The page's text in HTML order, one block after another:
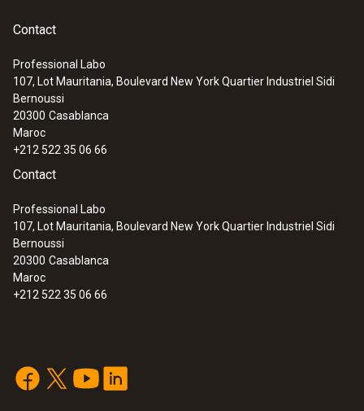
Contact
Professional Labo
107, Lot Mauritania, Boulevard New York Quartier Industriel Sidi
Bernoussi
20300 Casablanca
Maroc
+212 522 35 06 66
Contact
Professional Labo
107, Lot Mauritania, Boulevard New York Quartier Industriel Sidi
Bernoussi
20300 Casablanca
Maroc
+212 522 35 06 66